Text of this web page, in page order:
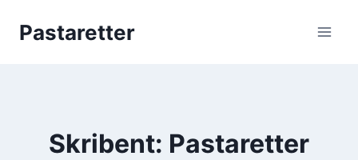
Pastaretter
Skribent: Pastaretter